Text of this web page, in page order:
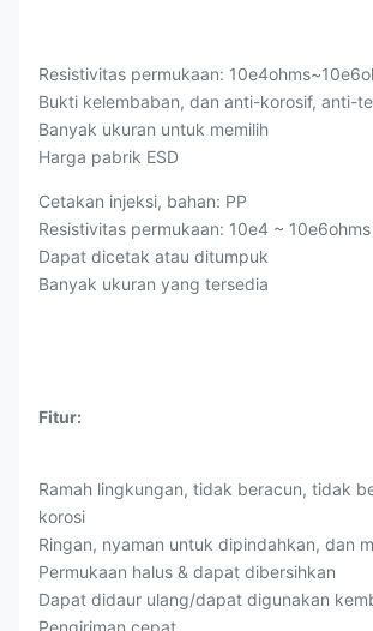
Resistivitas permukaan:
Bukti kelembaban, dan anti-korosif, anti-
Banyak ukuran untuk memilih
Harga pabrik ESD
Cetakan injeksi, bahan: PP
Resistivitas permukaan: 10e4 ~ 10e6ohms
Dapat dicetak atau ditumpuk
Banyak ukuran yang tersedia
Fitur:
Ramah lingkungan, tidak beracun, tidak
korosi
Ringan, nyaman untuk dipindahkan, dan
Permukaan halus & dapat dibersihkan
Dapat didaur ulang/dapat digunakan
Pengiriman cepat